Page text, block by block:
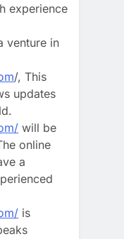
experience
venture in
/, This
updates
will be
online
a
is